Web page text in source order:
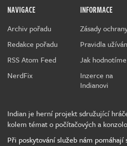
NAVIGACE
Archiv pořadu
Redakce pořadu
RSS Atom Feed
NerdFix
INFORMACE
Zásady
Pravidla
Jak hodnotíme
Inzerce na
Indianovi
Indian je herní projekt sdružující
kolem témat o počítačových a
Při poskytování služeb nám pomáhají